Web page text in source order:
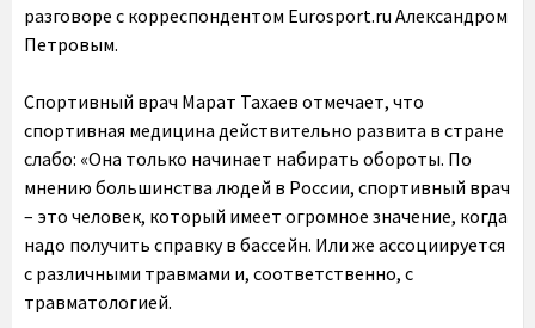
разговоре с корреспондентом Eurosport.ru Александром
Петровым.
Спортивный врач Марат Тахаев отмечает, что
спортивная медицина действительно развита в стране
слабо: «Она только начинает набирать обороты. По
мнению большинства людей в России, спортивный врач
– это человек, который имеет огромное значение, когда
надо получить справку в бассейн. Или же ассоциируется
с различными травмами и, соответственно, с
травматологией.